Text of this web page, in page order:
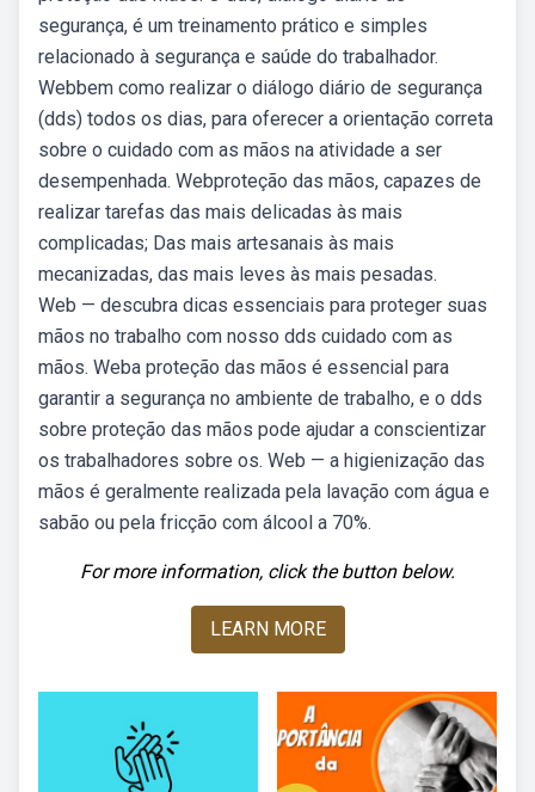
segurança, é um treinamento prático e simples
relacionado à segurança e saúde do trabalhador.
Webbem como realizar o diálogo diário de segurança
(dds) todos os dias, para oferecer a orientação correta
sobre o cuidado com as mãos na atividade a ser
desempenhada. Webproteção das mãos, capazes de
realizar tarefas das mais delicadas às mais
complicadas; Das mais artesanais às mais
mecanizadas, das mais leves às mais pesadas.
Web — descubra dicas essenciais para proteger suas
mãos no trabalho com nosso dds cuidado com as
mãos. Weba proteção das mãos é essencial para
garantir a segurança no ambiente de trabalho, e o dds
sobre proteção das mãos pode ajudar a conscientizar
os trabalhadores sobre os. Web — a higienização das
mãos é geralmente realizada pela lavação com água e
sabão ou pela fricção com álcool a 70%.
For more information, click the button below.
LEARN MORE